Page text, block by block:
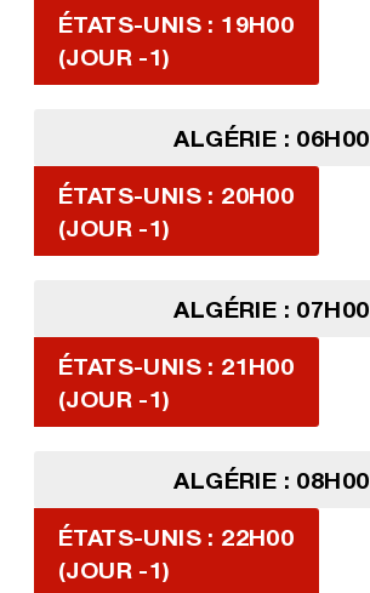
ÉTATS-UNIS : 19H00
(JOUR -1)
ALGÉRIE : 06H00
ÉTATS-UNIS : 20H00
(JOUR -1)
ALGÉRIE : 07H00
ÉTATS-UNIS : 21H00
(JOUR -1)
ALGÉRIE : 08H00
ÉTATS-UNIS : 22H00
(JOUR -1)